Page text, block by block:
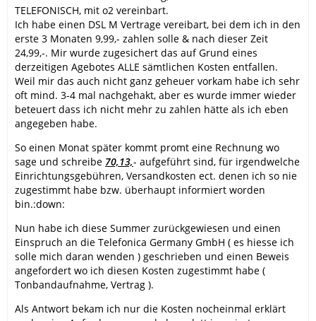
TELEFONISCH, mit o2 vereinbart.
Ich habe einen DSL M Vertrage vereibart, bei dem ich in den
erste 3 Monaten 9,99,- zahlen solle & nach dieser Zeit
24,99,-. Mir wurde zugesichert das auf Grund eines
derzeitigen Agebotes ALLE sämtlichen Kosten entfallen.
Weil mir das auch nicht ganz geheuer vorkam habe ich sehr
oft mind. 3-4 mal nachgehakt, aber es wurde immer wieder
beteuert dass ich nicht mehr zu zahlen hätte als ich eben
angegeben habe.
So einen Monat später kommt promt eine Rechnung wo
sage und schreibe 70,13,- aufgeführt sind, für irgendwelche
Einrichtungsgebühren, Versandkosten ect. denen ich so nie
zugestimmt habe bzw. überhaupt informiert worden
bin.:down:
Nun habe ich diese Summer zurückgewiesen und einen
Einspruch an die Telefonica Germany GmbH ( es hiesse ich
solle mich daran wenden ) geschrieben und einen Beweis
angefordert wo ich diesen Kosten zugestimmt habe (
Tonbandaufnahme, Vertrag ).
Als Antwort bekam ich nur die Kosten nocheinmal erklärt